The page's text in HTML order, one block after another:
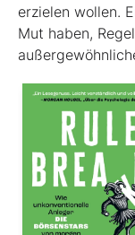
erzielen wollen.
Mut haben,